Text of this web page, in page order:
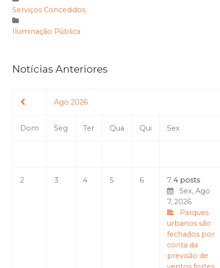
Serviços Concedidos
Iluminação Pública
Notícias Anteriores
Ago 2026
Dom Seg Ter Qua Qui Sex
2 3 4 5 6 7 4 posts
Sex, Ago
7, 2026
Parques
urbanos são
fechados por
conta da
previsão de